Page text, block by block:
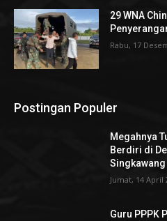
29 WNA
Rabu, 17
Postingan Populer
Megahnya
Berdiri di
Singkawang
Jumat, 14 April
Guru PPPK